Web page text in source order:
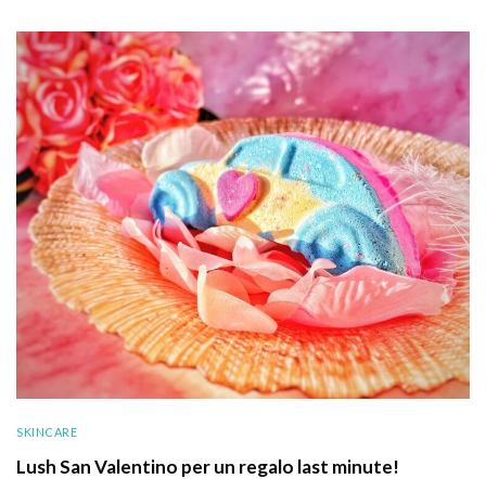
SKINCARE
Lush San Valentino per un regalo last minute!